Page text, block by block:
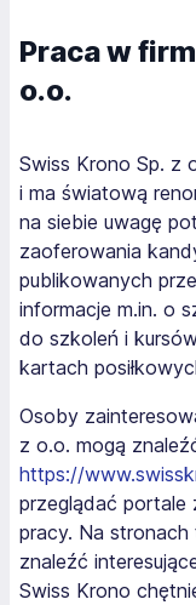
Praca w
o.o.
Swiss Krono Sp. z
i ma światową
na siebie uwagę
zaoferowania
publikowanych
informacje m.in. o
do szkoleń i
kartach
Osoby
z o.o. mogą
https://
przeglądać portale
pracy. Na stronach
znaleźć
Swiss Krono